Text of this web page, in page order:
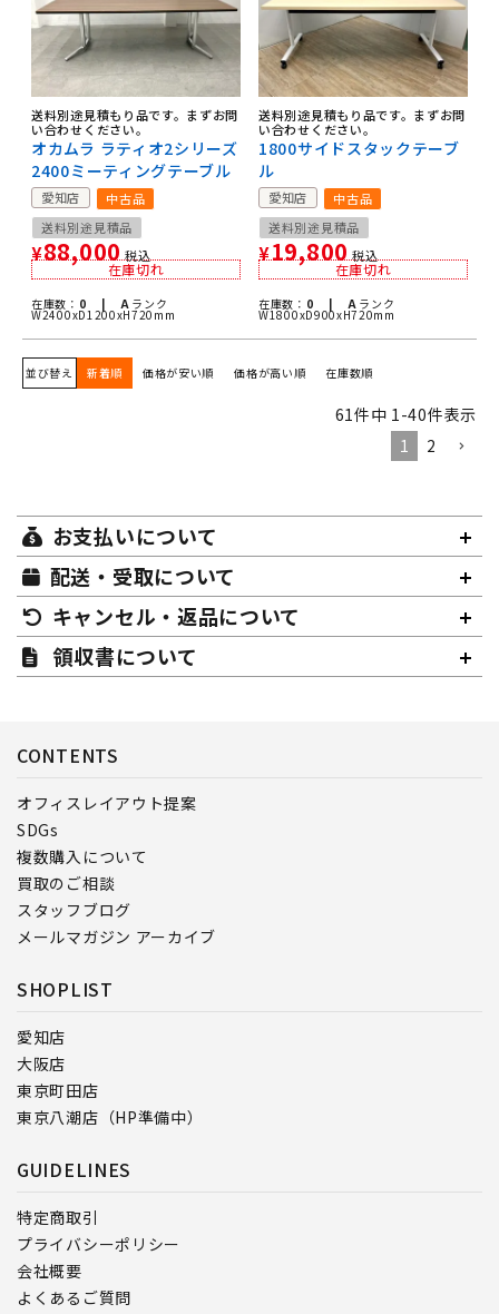
送料別途見積もり品です。まずお問
い合わせください。
オカムラ ラティオ2シリーズ
2400ミーティングテーブル
愛知店
中古品
送料別途見積品
¥88,000 税込
在庫切れ
在庫数： 0 | A ランク
W2400xD1200xH720mm
送料別途見積もり品です。まずお問
い合わせください。
1800サイドスタックテーブ
ル
愛知店
中古品
送料別途見積品
¥19,800 税込
在庫切れ
在庫数： 0 | A ランク
W1800xD900xH720mm
並び替え 新着順 価格が安い順 価格が高い順 在庫数順
61件中 1 -40件表示
1
2
お支払いについて
配送・受取について
キャンセル・返品について
領収書について
CONTENTS
オフィスレイアウト提案
SDGs
複数購入について
買取のご相談
スタッフブログ
メールマガジン アーカイブ
SHOPLIST
愛知店
大阪店
東京町田店
東京八潮店（HP準備中）
GUIDELINES
特定商取引
プライバシーポリシー
会社概要
よくあるご質問